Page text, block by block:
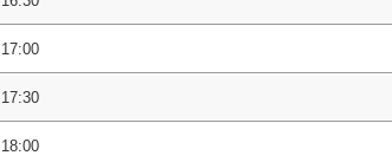
17:00
17:30
18:00